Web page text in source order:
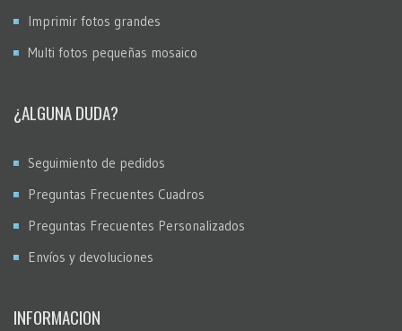
Imprimir fotos grandes
Multi fotos pequeñas mosaico
¿ALGUNA DUDA?
Seguimiento de pedidos
Preguntas Frecuentes Cuadros
Preguntas Frecuentes Personalizados
Envíos y devoluciones
INFORMACION